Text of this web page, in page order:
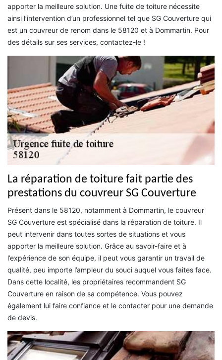
apporter la meilleure solution. Une fuite de toiture nécessite
ainsi l’intervention d’un professionnel tel que SG Couverture qui
est un couvreur de renom dans le 58120 et à Dommartin. Pour
des détails sur ses services, contactez-le !
La réparation de toiture fait partie des
prestations du couvreur SG Couverture
Présent dans le 58120, notamment à Dommartin, le couvreur
SG Couverture est spécialisé dans la réparation de toiture. Il
peut intervenir dans toutes sortes de situations et vous
apporter la meilleure solution. Grâce au savoir-faire et à
l’expérience de son équipe, il peut vous garantir un travail de
qualité, peu importe l’ampleur du souci auquel vous faites face.
Dans cette localité, les propriétaires recommandent SG
Couverture en raison de sa compétence. Vous pouvez
également lui faire confiance et le contacter pour une demande
de devis.